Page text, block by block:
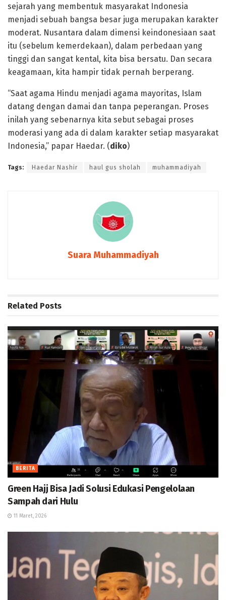
sejarah yang membentuk masyarakat Indonesia
menjadi sebuah bangsa besar juga merupakan karakter
moderat. Nusantara dalam dimensi keindonesiaan saat
itu (sebelum kemerdekaan), dalam perbedaan yang
tinggi dan sangat kental, kita bisa bersatu. Dan secara
keagamaan, kita hampir tidak pernah berperang.
“Saat agama Hindu menjadi agama mayoritas, Islam
datang dengan damai dan tanpa peperangan. Proses
inilah yang sebenarnya kita sebut sebagai proses
moderasi yang ada di dalam karakter setiap masyarakat
Indonesia,” papar Haedar. (diko)
Tags: Haedar Nashir haul gus sholah muhammadiyah
Suara Muhammadiyah
Related Posts
BERITA
Green Hajj Bisa Jadi Solusi Edukasi Pengelolaan
Sampah dari Hulu
11 Maret, 2026